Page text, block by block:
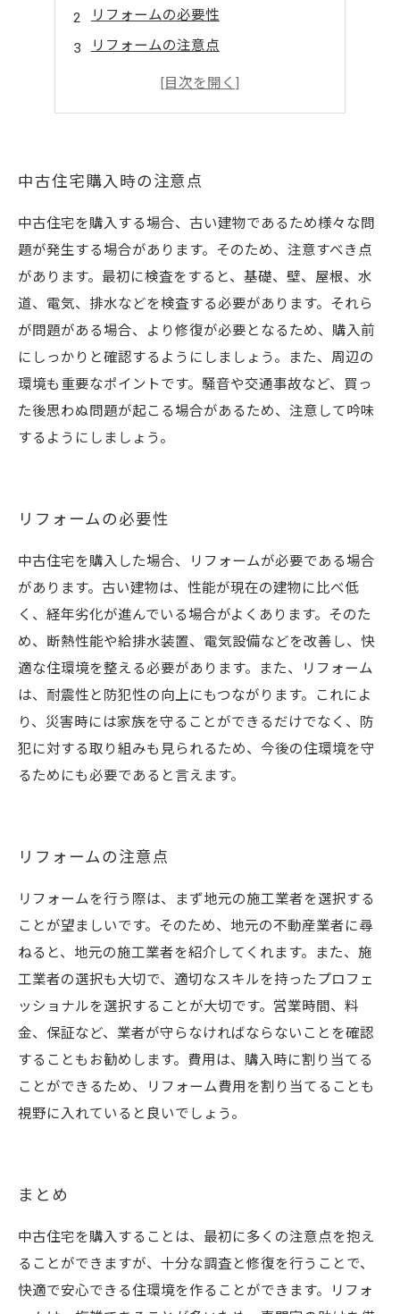
リフォームの必要性
リフォームの注意点
中古住宅購入時の注意点
中古住宅を購入する場合、古い建物であるため様々な問
題が発生する場合があります。そのため、注意すべき点
があります。最初に検査をすると、基礎、壁、屋根、水
道、電気、排水などを検査する必要があります。それら
が問題がある場合、より修復が必要となるため、購入前
にしっかりと確認するようにしましょう。また、周辺の
環境も重要なポイントです。騒音や交通事故など、買っ
た後思わぬ問題が起こる場合があるため、注意して吟味
するようにしましょう。
リフォームの必要性
中古住宅を購入した場合、リフォームが必要である場合
があります。古い建物は、性能が現在の建物に比べ低
く、経年劣化が進んでいる場合がよくあります。そのた
め、断熱性能や給排水装置、電気設備などを改善し、快
適な住環境を整える必要があります。また、リフォーム
は、耐震性と防犯性の向上にもつながります。これによ
り、災害時には家族を守ることができるだけでなく、防
犯に対する取り組みも見られるため、今後の住環境を守
るためにも必要であると言えます。
リフォームの注意点
リフォームを行う際は、まず地元の施工業者を選択する
ことが望ましいです。そのため、地元の不動産業者に尋
ねると、地元の施工業者を紹介してくれます。また、施
工業者の選択も大切で、適切なスキルを持ったプロフェ
ッショナルを選択することが大切です。営業時間、料
金、保証など、業者が守らなければならないことを確認
することもお勧めします。費用は、購入時に割り当てる
ことができるため、リフォーム費用を割り当てることも
視野に入れていると良いでしょう。
まとめ
中古住宅を購入することは、最初に多くの注意点を抱え
ることができますが、十分な調査と修復を行うことで、
快適で安心できる住環境を作ることができます。リフォ